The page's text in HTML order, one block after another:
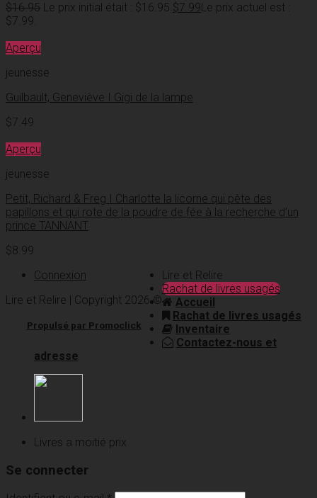
$16.95 Le prix initial était : $16.95. $7.99Le prix actuel est :
$7.99.
Aperçu
jeunesse
Guilbault, Geneviève I Gigi de la lampe
$7.49
Aperçu
jeunesse
Petit, Richard & Freg I Charlotte la licorne qui pète des
papillons et qui rote de la poudre de fée à la recherche d’un
prince TANNANT
$8.99
Connexion
Lire et Relire | Copyright 2026 ©
Propulsé par Promoclick
Lire et Relire
Rachat de livres usagés
Accueil
Rachat de livres usagés
Inventaire
Contactez-nous et
adresse
Livres a moitié prix
Se connecter